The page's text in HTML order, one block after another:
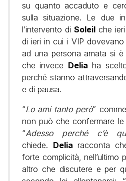
su quanto accaduto e
sulla situazione. Le due
l’intervento di Soleil che
di ieri in cui i VIP
ad una persona amata si
che invece Delia ha
perché stanno
e di pausa.
“Lo ami tanto però”
non può che confermare le
“Adesso perché c’è
chiede. Delia racconta
forte complicità, nell’ultimo
altro che discutere e per